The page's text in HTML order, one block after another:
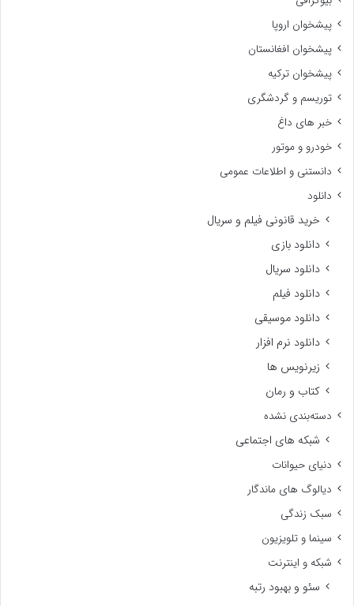
پیشخوان اروپا
پیشخوان افغانستان
پیشخوان ترکیه
توریسم و گردشگری
خبر های داغ
خودرو و موتور
دانستنی و اطلاعات عمومی
دانلود
خرید قانونی فیلم و سریال
دانلود بازی
دانلود سریال
دانلود فیلم
دانلود موسیقی
دانلود نرم افزار
زیرنویس ها
کتاب و رمان
دسته‌بندی نشده
شبکه های اجتماعی
دنیای حیوانات
دیالوگ های ماندگار
سبک زندگی
سینما و تلویزیون
شبکه و اینترنت
سئو و بهبود رتبه